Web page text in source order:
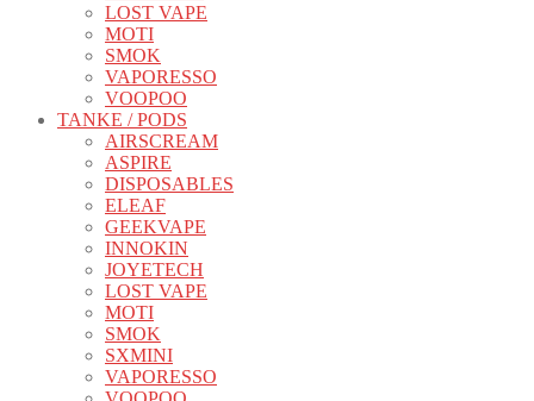
LOST VAPE
MOTI
SMOK
VAPORESSO
VOOPOO
TANKE / PODS
AIRSCREAM
ASPIRE
DISPOSABLES
ELEAF
GEEKVAPE
INNOKIN
JOYETECH
LOST VAPE
MOTI
SMOK
SXMINI
VAPORESSO